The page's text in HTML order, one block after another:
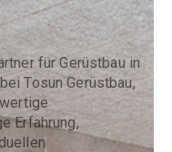
für Gerüstbau in
Tosun Gerüstbau,
Erfahrung,